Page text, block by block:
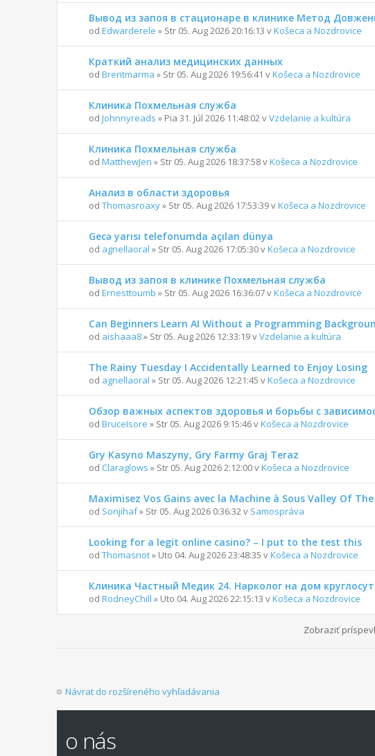
Вывод из запоя в стационаре в клинике Метод
od Edwarderele » Str 05. Aug 2026 20:16:13 vKošeca a Nozdrovice
Краткий анализ медицинских данных
od Brentmarma » Str 05. Aug 2026 19:56:41 vKošeca a Nozdrovice
Клиника Похмельная служба
od Johnnyreads » Pia 31. Júl 2026 11:48:02 vVzdelanie a kultúra
Клиника Похмельная служба
od MatthewJen » Str 05. Aug 2026 18:37:58 vKošeca a Nozdrovice
Анализ в области здоровья
od Thomasroaxy» Str 05. Aug 2026 17:53:39 vKošeca a Nozdrovice
Gecə yarısı telefonumda açılan dünya
od agnellaoral » Str 05. Aug 2026 17:05:30 vKošeca a Nozdrovice
Вывод из запоя в клинике Похмельная служба
od Ernesttoumb » Str 05. Aug 2026 16:36:07 vKošeca a Nozdrovice
Can Beginners Learn AI Without a Programming
od aishaaa8» Str 05. Aug 2026 12:33:19 vVzdelanie a kultúra
The Rainy Tuesday I Accidentally Learned to Enjoy Losing
od agnellaoral » Str 05. Aug 2026 12:21:45 vKošeca a Nozdrovice
Обзор важных аспектов здоровья и борьбы с
od BruceIsore » Str 05. Aug 2026 9:15:46 vKošeca a Nozdrovice
Gry Kasyno Maszyny, Gry Farmy Graj Teraz
od Claraglows » Str 05. Aug 2026 2:12:00 vKošeca a Nozdrovice
Maximisez Vos Gains avec la Machine à Sous Valley Of The
od Sonjihaf» Str 05. Aug 2026 0:36:32 v Samospráva
Looking for a legit online casino? – I put to the test this
od Thomasnot» Uto 04. Aug 2026 23:48:35 vKošeca a Nozdrovice
Клиника Частный Медик 24. Нарколог на дом
od RodneyChill » Uto 04. Aug 2026 22:15:13 vKošeca a Nozdrovice
Zobraziť
Návrat do rozšíreného vyhľadávania
o nás